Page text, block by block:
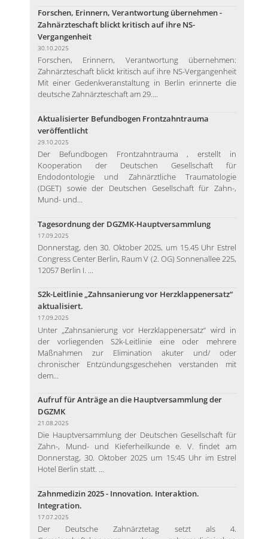
Forschen, Erinnern, Verantwortung übernehmen -
Zahnärzteschaft blickt kritisch auf ihre NS-
Vergangenheit
30.10.2025
Forschen, Erinnern, Verantwortung übernehmen:
Zahnärzteschaft blickt kritisch auf ihre NS-Vergangenheit
Mit einer Gedenkveranstaltung in Berlin erinnerte die
deutsche Zahnärzteschaft am 29....
Aktualisierter Befundbogen Frontzahntrauma
veröffentlicht
29.10.2025
Der Befundbogen Frontzahntrauma , erstellt in
Kooperation der Deutschen Gesellschaft für
Endodontologie und Zahnärztliche Traumatologie
(DGET) sowie der Deutschen Gesellschaft für Zahn-,
Mund- und...
Tagesordnung der DGZMK-Hauptversammlung
17.09.2025
Donnerstag, den 30. Oktober 2025, um 15.45 Uhr Estrel
Congress Center Berlin, Raum V (2. OG) Sonnenallee 225,
12057 Berlin I. ...
S2k-Leitlinie „Zahnsanierung vor Herzklappenersatz“
aktualisiert.
17.09.2025
Unter „Zahnsanierung vor Herzklappenersatz“ wird in
der vorliegenden S2k-Leitlinie eine oder mehrere
Maßnahmen zur Elimination akuter und/ oder
chronischer Entzündungsgeschehen verstanden mit
dem...
Aufruf für Anträge an die Hauptversammlung der
DGZMK
21.08.2025
Die Hauptversammlung der Deutschen Gesellschaft für
Zahn-, Mund- und Kieferheilkunde e. V. findet am
Donnerstag, 30. Oktober 2025 um 15:45 Uhr im Estrel
Hotel Berlin statt. ...
Zahnmedizin 2025 - Innovation. Interaktion.
Integration.
17.07.2025
Der Deutsche Zahnärztetag setzt als 4.